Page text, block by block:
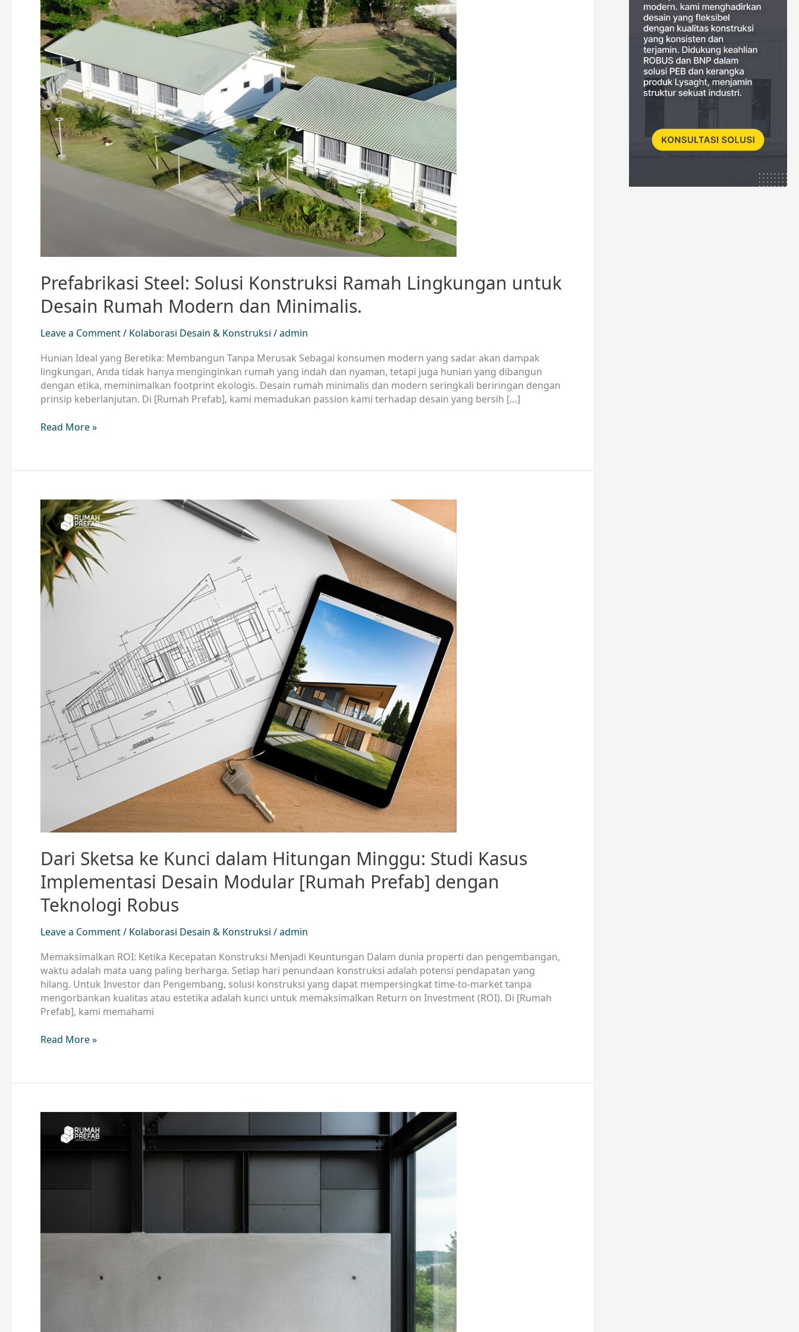
Prefabrikasi Steel: Solusi Konstruksi Ramah Lingkungan untuk
Desain Rumah Modern dan Minimalis.
Leave a Comment/ Kolaborasi Desain & Konstruksi /admin
Hunian Ideal yang Beretika: Membangun Tanpa Merusak Sebagai konsumen modern yang sadar akan dampak
lingkungan, Anda tidak hanya menginginkan rumah yang indah dan nyaman, tetapi juga hunian yang dibangun
dengan etika, meminimalkan footprint ekologis. Desain rumah minimalis dan modern seringkali beriringan dengan
prinsip keberlanjutan. Di [Rumah Prefab], kami memadukan passion kami terhadap desain yang bersih […]
untuk
Desain
Rumah
Modern
dan
Minimalis.
Read More »
Dari Sketsa ke Kunci dalam Hitungan Minggu: Studi Kasus
Implementasi Desain Modular [Rumah Prefab] dengan
Teknologi Robus
Leave a Comment/ Kolaborasi Desain & Konstruksi /admin
Memaksimalkan ROI: Ketika Kecepatan Konstruksi Menjadi Keuntungan Dalam dunia properti dan pengembangan,
waktu adalah mata uang paling berharga. Setiap hari penundaan konstruksi adalah potensi pendapatan yang
hilang. Untuk Investor dan Pengembang, solusi konstruksi yang dapat mempersingkat time-to-market tanpa
mengorbankan kualitas atau estetika adalah kunci untuk memaksimalkan Return on Investment (ROI). Di [Rumah
Prefab], kami memahami
Dari
Sketsa
ke
Kunci
dalam
Hitungan
Minggu:
Studi
Prefab]
dengan
Teknologi
Robus
Read More »
Keunggulan